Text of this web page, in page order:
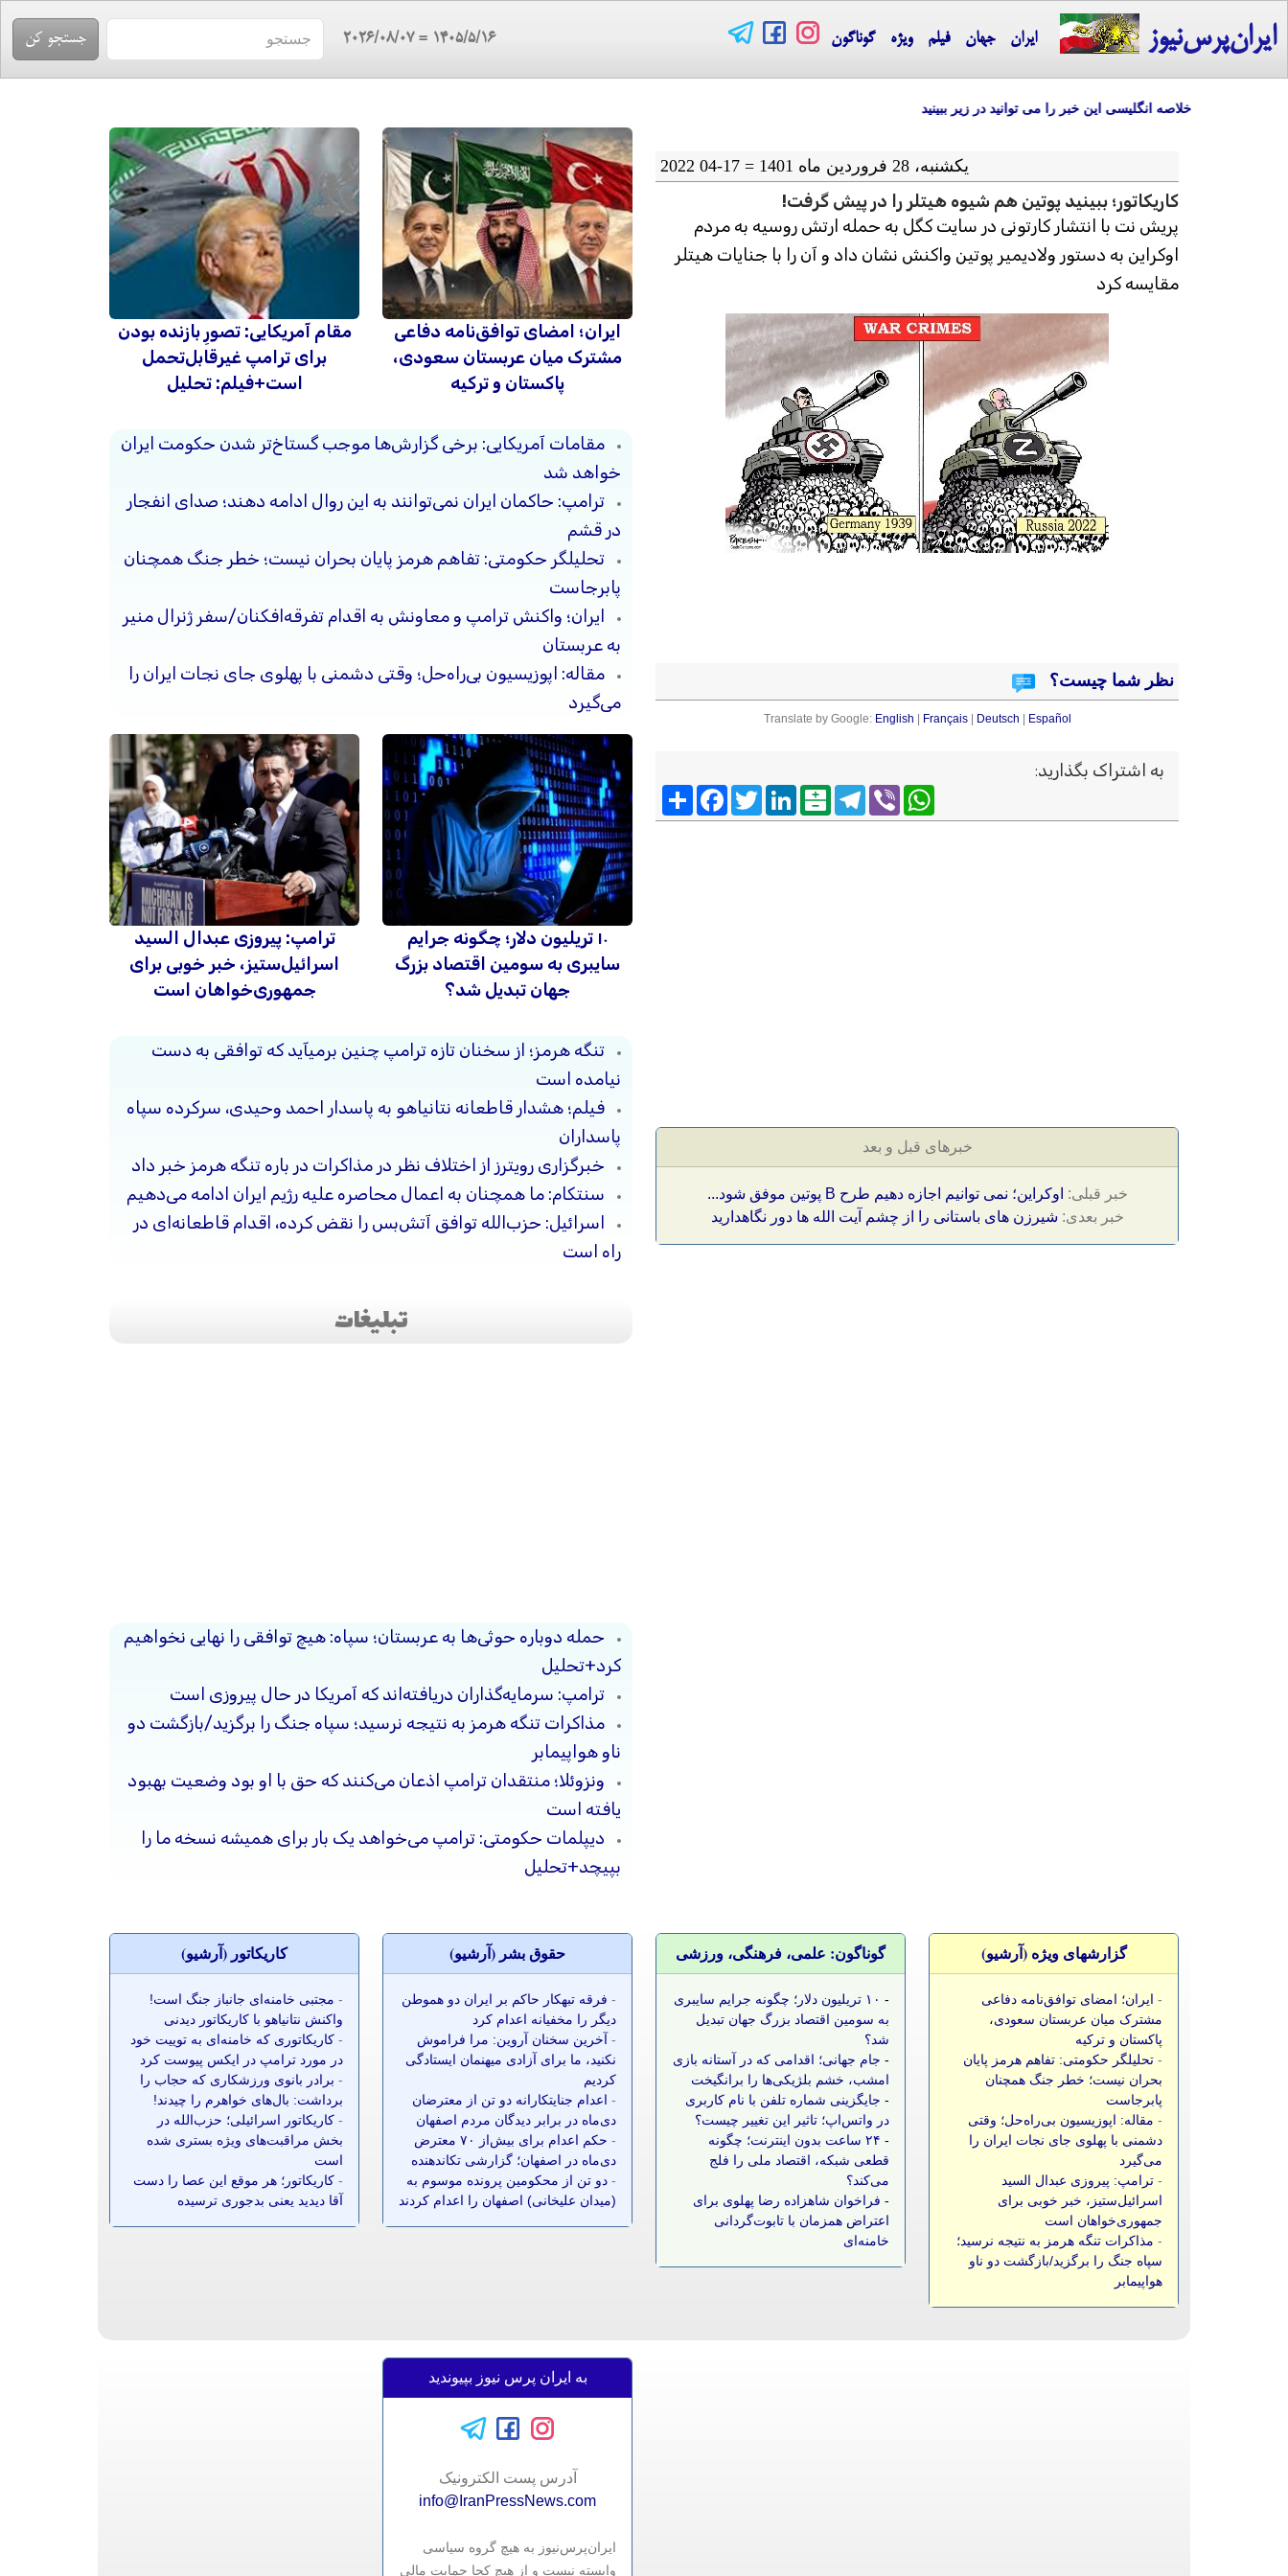
ایران‌پرس‌نیوز ایران جهان فیلم ویژه گوناگون ۱۴۰۵/۵/۱۶ = 2026/08/07
خلاصه انگلیسی این خبر را می توانید در زیر ببینید
یکشنبه، 28 فروردین ماه 1401 = 17-04 2022
کاریکاتور؛ ببینید پوتین هم شیوه هیتلر را در پیش گرفت!
پریش نت با انتشار کارتونی در سایت کگل به حمله ارتش روسیه به مردم
اوکراین به دستور ولادیمیر پوتین واکنش نشان داد و آن را با جنایات هیتلر
مقایسه کرد
نظر شما چیست؟
Translate by Google: English Français| Deutsch Español
به اشتراک بگذارید:
اشتراک
FacebookTwitter
LinkedInBalatarin
TelegramViber
WhatsApp
خبرهای قبل و بعد
خبر قبلی: اوکراین؛ نمی توانیم اجازه دهیم طرح B پوتین موفق شود...
خبر بعدی: شیرزن های باستانی را از چشم آیت الله ها دور نگاهدارید
ایران؛ امضای توافق‌نامه دفاعی
مشترک میان عربستان سعودی،
پاکستان و ترکیه
مقام آمریکایی: تصورِ بازنده بودن
برای ترامپ غیرقابل‌تحمل
است+فیلم: تحلیل
مقامات آمریکایی: برخی گزارش‌ها موجب گستاخ‌تر شدن حکومت ایران
خواهد شد
ترامپ: حاکمان ایران نمی‌توانند به این روال ادامه دهند؛ صدای انفجار
در قشم
تحلیلگر حکومتی: تفاهم هرمز پایان بحران نیست؛ خطر جنگ همچنان
پابرجاست
ایران؛ واکنش ترامپ و معاونش به اقدام تفرقه‌افکنان/سفر ژنرال منیر
به عربستان
مقاله: اپوزیسیون بی‌راه‌حل؛ وقتی دشمنی با پهلوی جای نجات ایران را
می‌گیرد
۱۰ تریلیون دلار؛ چگونه جرایم
سایبری به سومین اقتصاد بزرگ
جهان تبدیل شد؟
ترامپ: پیروزی عبدال السید
اسرائیل‌ستیز، خبر خوبی برای
جمهوری‌خواهان است
تنگه هرمز؛ از سخنان تازه ترامپ چنین برمیآید که توافقی به دست
نیامده است
فیلم؛ هشدار قاطعانه نتانیاهو به پاسدار احمد وحیدی، سرکرده سپاه
پاسداران
خبرگزاری رویترز از اختلاف نظر در مذاکرات در باره تنگه هرمز خبر داد
سنتکام: ما همچنان به اعمال محاصره علیه رژیم ایران ادامه می‌دهیم
اسرائیل: حزب‌الله توافق آتش‌بس را نقض کرده، اقدام قاطعانه‌ای در
راه است
تبلیغات
حمله دوباره حوثی‌ها به عربستان؛ سپاه: هیچ توافقی را نهایی نخواهیم
کرد+تحلیل
ترامپ: سرمایه‌گذاران دریافته‌اند که آمریکا در حال پیروزی است
مذاکرات تنگه هرمز به نتیجه نرسید؛ سپاه جنگ را برگزید/بازگشت دو
ناو هواپیمابر
ونزوئلا؛ منتقدان ترامپ اذعان می‌کنند که حق با او بود وضعیت بهبود
یافته است
دیپلمات حکومتی: ترامپ می‌خواهد یک بار برای همیشه نسخه ما را
بپیچد+تحلیل
گزارشهای ویژه (آرشيو)
- ایران؛ امضای توافق‌نامه دفاعی
مشترک میان عربستان سعودی،
پاکستان و ترکیه
- تحلیلگر حکومتی: تفاهم هرمز پایان
بحران نیست؛ خطر جنگ همچنان
پابرجاست
- مقاله: اپوزیسیون بی‌راه‌حل؛ وقتی
دشمنی با پهلوی جای نجات ایران را
می‌گیرد
- ترامپ: پیروزی عبدال السید
اسرائیل‌ستیز، خبر خوبی برای
جمهوری‌خواهان است
- مذاکرات تنگه هرمز به نتیجه نرسید؛
سپاه جنگ را برگزید/بازگشت دو ناو
هواپیمابر
گوناگون: علمی، فرهنگی، ورزشی
-
۱۰ تریلیون دلار؛ چگونه جرایم سایبری
به سومین اقتصاد بزرگ جهان تبدیل
شد؟
- جام جهانی؛ اقدامی که در آستانه بازی
امشب، خشم بلژیکی‌ها را برانگیخت
- جایگزینی شماره تلفن با نام کاربری
در واتس‌اپ؛ تاثیر این تغییر چیست؟
-
۲۴ ساعت بدون اینترنت؛ چگونه
قطعی شبکه، اقتصاد ملی را فلج
می‌کند؟
- فراخوان شاهزاده رضا پهلوی برای
اعتراض همزمان با تابوت‌گردانی
خامنه‌ای
حقوق بشر (آرشيو)
- فرقه تبهکار حاکم بر ایران دو هموطن
دیگر را مخفیانه اعدام کرد
- آخرین سخنان آروین: مرا فراموش
نکنید، ما برای آزادی میهنمان ایستادگی
کردیم
- اعدام جنایتکارانه دو تن از معترضان
دی‌ماه در برابر دیدگان مردم اصفهان
-
حکم اعدام برای بیش‌از ۷۰ معترض
دی‌ماه در اصفهان؛ گزارشی تکاندهنده
- دو تن از محکومین پرونده موسوم به
(میدان علیخانی) اصفهان را اعدام کردند
کاريکاتور (آرشيو)
- مجتبی خامنه‌ای جانباز جنگ است!
واکنش نتانیاهو با کاریکاتور دیدنی
- کاریکاتوری که خامنه‌ای به توییت خود
در مورد ترامپ در ایکس پیوست کرد
- برادر بانوی ورزشکاری که حجاب را
برداشت: بال‌های خواهرم را چیدند!
- کاریکاتور اسرائیلی؛ حزب‌الله در
بخش مراقبت‌های ویژه بستری شده
است
- کاریکاتور؛ هر موقع این عصا را دست
آقا دیدید یعنی بدجوری ترسیده
به ایران پرس نیوز بپیوندید
آدرس پست الکترونيک
info@IranPressNews.com
ایران‌پرس‌نیوز به هیچ گروه سیاسی
وابسته نیست و از هیچ کجا حمایت مالی